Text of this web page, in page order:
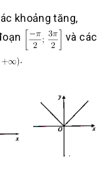
khoảng tăng,
và các
.